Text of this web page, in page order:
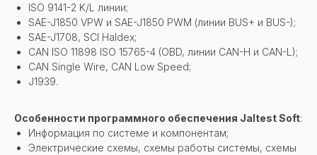
ISO 9141-2 K/L линии;
SAE-J1850 VPW и SAE-J1850 PWM (линии BUS+ и BUS-);
SAE-J1708, SCI Haldex;
CAN ISO 11898 ISO 15765-4 (OBD, линии CAN-H и CAN-L);
CAN Single Wire, CAN Low Speed;
J1939.
Особенности программного обеспечения Jaltest Soft:
Информация по системе и компонентам;
Электрические схемы, схемы работы системы, схемы